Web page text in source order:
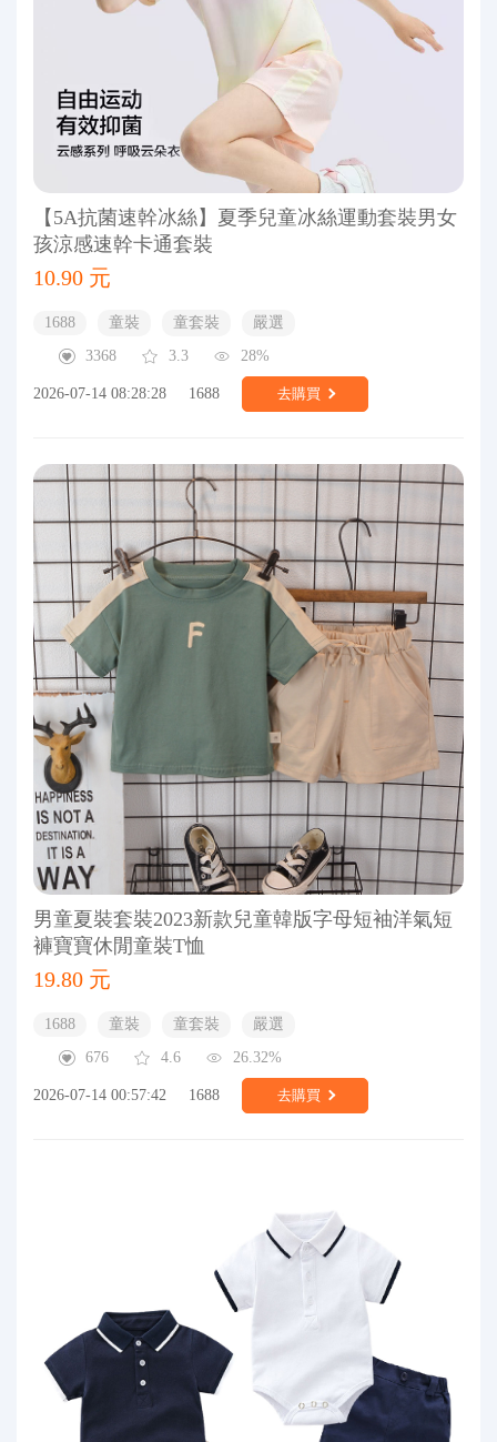
【5A抗菌速幹冰絲】夏季兒童冰絲運動套裝男女
孩涼感速幹卡通套裝
10.90 元
1688 童裝 童套裝
嚴選
3368
3.3 28%
2026-07-14 08:28:28 1688 去購買
男童夏裝套裝2023新款兒童韓版字母短袖洋氣短
褲寶寶休閒童裝T恤
19.80 元
1688 童裝 童套裝
嚴選
676
4.6 26.32%
2026-07-14 00:57:42 1688 去購買